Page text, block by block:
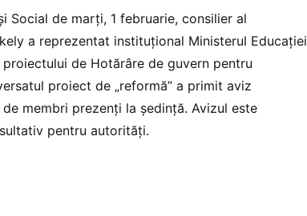
Social de marți, 1 februarie, consilier al
a reprezentat instituțional Ministerul Educației
de Hotărâre de guvern pentru
proiect de „reformă” a primit aviz
membri prezenți la ședință. Avizul este
pentru autorități.